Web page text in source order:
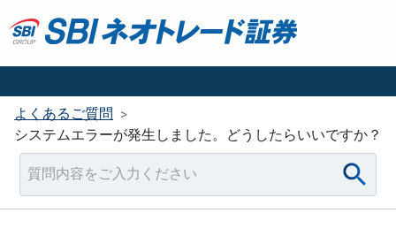
よくあるご質問 >
システムエラーが発生しました。どうしたらいいですか？